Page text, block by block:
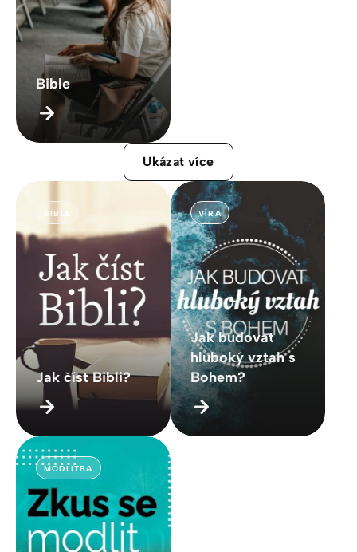
Bible
Ukázat více
BIBLE
Jak číst Bibli?
VÍRA
Jak budovat
hluboký vztah s
Bohem?
MODLITBA